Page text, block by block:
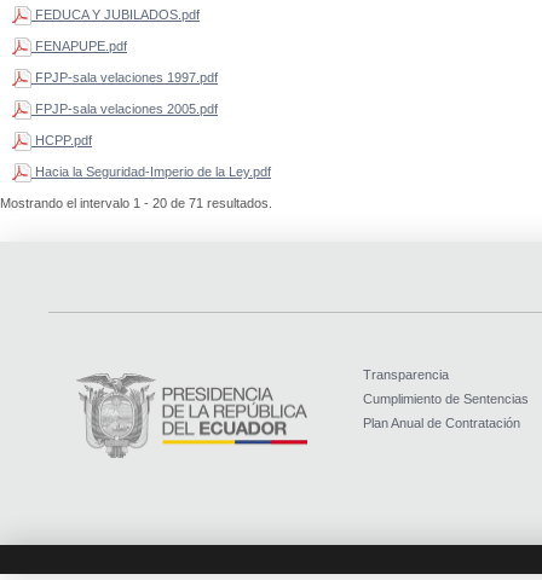
FEDUCA Y JUBILADOS.pdf
FENAPUPE.pdf
FPJP-sala velaciones 1997.pdf
FPJP-sala velaciones 2005.pdf
HCPP.pdf
Hacia la Seguridad-Imperio de la Ley.pdf
Mostrando el intervalo 1 - 20 de 71 resultados.
Transparencia
Cumplimiento de Sentencias
Plan Anual de Contratación